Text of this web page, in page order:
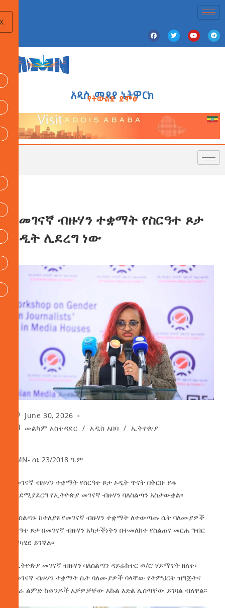
አዲስ ሚዲያ ኔትዎርክ
የትውልድ ድምፅ
በመገናኛ ብዙሃን ተቋማት የስርዓተ ጾታ
ኦዲት ሊደረግ ነው
June 30, 2026
መልካም አስተዳደር / አዲስ አበባ / ኢትዮጵያ
AMN- ሰኔ 23/2018 ዓ.ም
በመገናኛ ብዙሃን ተቋማት የስርዓተ ጾታ ኦዲት ጥናት በቅርቡ ይፋ
እንደሚያደርግ የኢትዮጵያ መገናኛ ብዙሃን ባለስልጣን አስታውቋል፡፡
ባለስልጣኑ ከተለያዩ የመገናኛ ብዙሃን ተቋማት ለተውጣጡ ሴት ባለሙያዎች
ስርዓተ ጾታ በመገናኛ ብዙሃን አካታችነትን በተመለከተ የስልጠና መርሐ ግብር
እያካሄደ ይገኛል፡፡
የኢትዮጵያ መገናኛ ብዙሃን ባለስልጣን ዳይሬክተር ወ/ሮ ሃይማኖት ዘለቀ፣
በመገናኛ ብዙሃን ተቋማት ሴት ባለሙያዎች ባላቸው የትምህርት ዝግጅትና
የስራ ልምድ ከወንዶች አቻዎቻቸው እኩል እድል ሊሰጣቸው ይገባል ብለዋል፡፡